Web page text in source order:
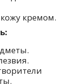
кремом.